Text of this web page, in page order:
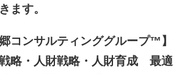
ます。
郷コンサルティンググループ™】
略・人財戦略・人財育成 最適